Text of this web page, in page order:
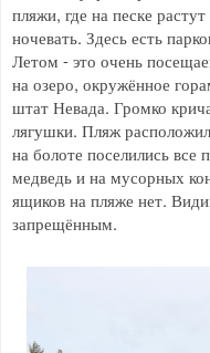
пляжи, где на песке
ночевать. Здесь есть
Летом - это очень
на озеро, окружённое
штат Невада. Громко
лягушки. Пляж
на болоте поселились
медведь и на мусорных
ящиков на пляже нет.
запрещённым.